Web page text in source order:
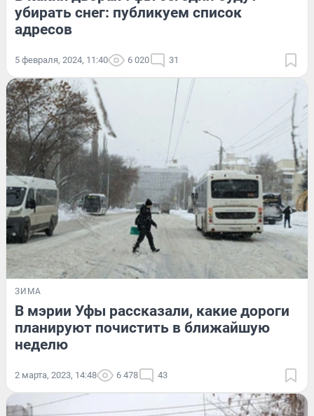
убирать снег: публикуем список
адресов
5 февраля, 2024, 11:40 6 020 31
ЗИМА
В мэрии Уфы рассказали, какие дороги
планируют почистить в ближайшую
неделю
2 марта, 2023, 14:48 6 478 43